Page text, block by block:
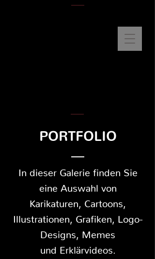
PORTFOLIO
In dieser Galerie finden Sie
eine Auswahl von
Karikaturen, Cartoons,
Illustrationen, Grafiken, Logo-
Designs, Memes
und Erklärvideos.